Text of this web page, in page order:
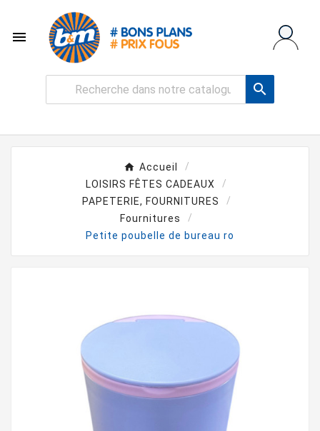


Accueil
LOISIRS FÊTES CADEAUX
PAPETERIE, FOURNITURES
Fournitures
Petite poubelle de bureau ro